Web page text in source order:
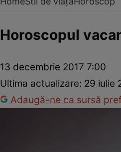
Horoscopul
13 decembrie 2017 7:00
Ultima actualizare: 29 iulie
Adaugă-ne ca sursă